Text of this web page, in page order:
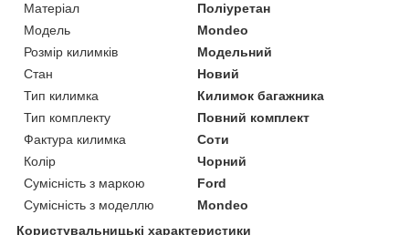
Матеріал
Поліуретан
Модель
Mondeo
Розмір килимків
Модельний
Стан
Новий
Тип килимка
Килимок багажника
Тип комплекту
Повний комплект
Фактура килимка
Соти
Колір
Чорний
Сумісність з маркою
Ford
Сумісність з моделлю
Mondeo
Користувальницькі характеристики